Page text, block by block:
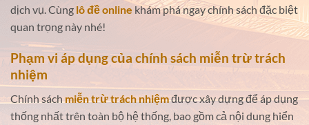
dịch vụ. Cùng lô đề online khám phá ngay chính sách đặc biệt
quan trọng này nhé!
Phạm vi áp dụng của chính sách miễn trừ trách
nhiệm
Chính sách miễn trừ trách nhiệmđược xây dựng để áp dụng
thống nhất trên toàn bộ hệ thống, bao gồm cả nội dung hiển